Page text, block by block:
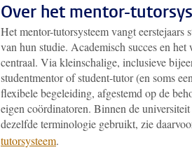
Over het mentor-
Het mentor-tutorsysteem vangt eerstejaars
van hun studie. Academisch succes en
centraal. Via kleinschalige, inclusieve
studentmentor of student-tutor (en soms
flexibele begeleiding, afgestemd op de
eigen coördinatoren. Binnen de
dezelfde terminologie gebruikt, zie
tutorsysteem.